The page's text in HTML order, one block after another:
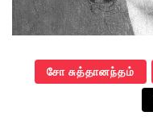
சோ சுத்தானந்தம்